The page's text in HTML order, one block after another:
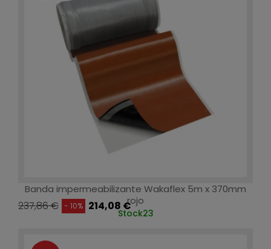
Banda impermeabilizante Wakaflex 5m x 370mm
rojo
237,86 € - 10% 214,08 €
Stock23